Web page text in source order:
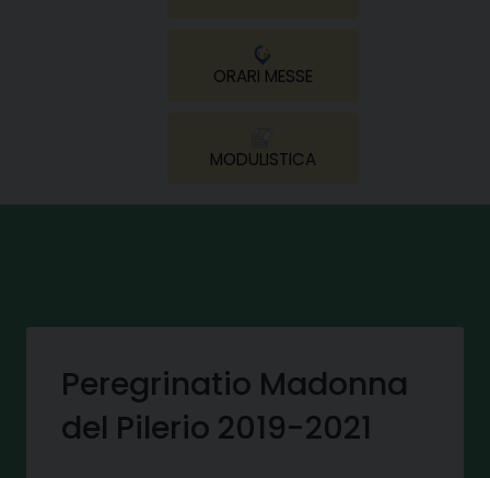
ORARI MESSE
MODULISTICA
Peregrinatio Madonna
del Pilerio 2019-2021